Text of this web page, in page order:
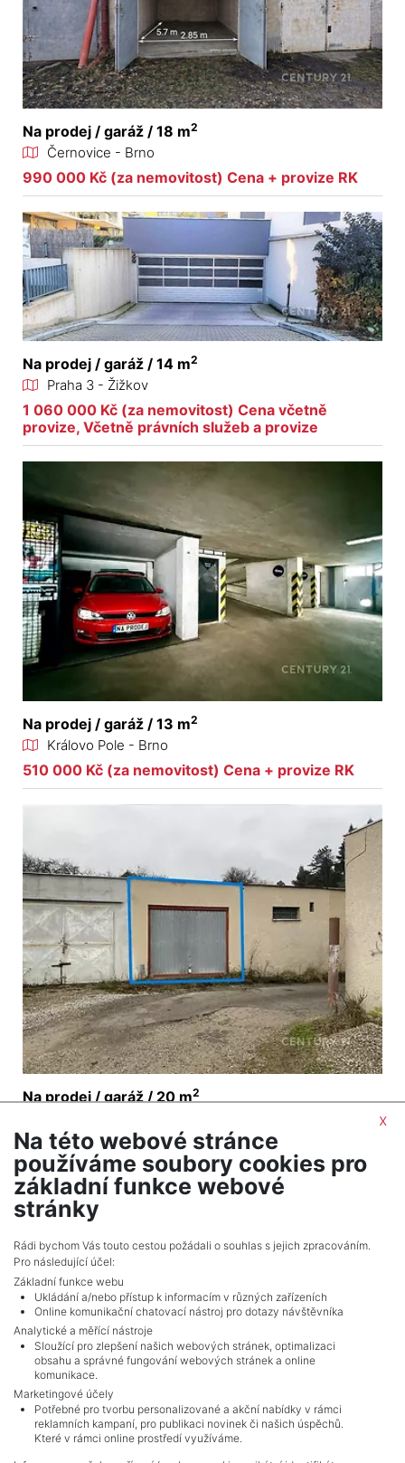
Na prodej / garáž / 18 m2
Černovice - Brno
990 000 Kč (za nemovitost) Cena + provize RK
Na prodej / garáž / 14 m2
Praha 3 - Žižkov
1 060 000 Kč (za nemovitost) Cena včetně
provize, Včetně právních služeb a provize
Na prodej / garáž / 13 m2
Královo Pole - Brno
510 000 Kč (za nemovitost) Cena + provize RK
Na prodej / garáž / 20 m2
960 000 Kč (za nemovitost) Cena včetně provize,
Včetně provize RK
Celkem13inzerátů.
NAVIGACE
x
Na této webové stránce
používáme soubory cookies pro
základní funkce webové
stránky
Rádi bychom Vás touto cestou požádali o souhlas s jejich zpracováním.
Pro následující účel:
Základní funkce webu
Ukládání a/nebo přístup k informacím v různých zařízeních
Online komunikační chatovací nástroj pro dotazy návštěvníka
Analytické a měřící nástroje
Sloužící pro zlepšení našich webových stránek, optimalizaci
obsahu a správné fungování webových stránek a online
komunikace.
Marketingové účely
Potřebné pro tvorbu personalizované a akční nabídky v rámci
reklamních kampaní, pro publikaci novinek či našich úspěchů.
Které v rámci online prostředí využíváme.